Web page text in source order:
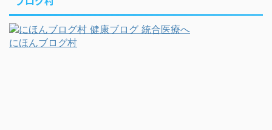
にほんブログ村